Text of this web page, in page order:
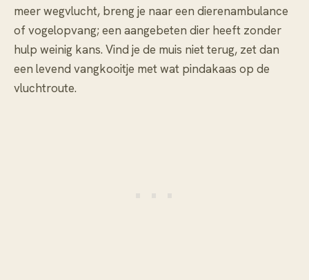
meer wegvlucht, breng je naar een dierenambulance
of vogelopvang; een aangebeten dier heeft zonder
hulp weinig kans. Vind je de muis niet terug, zet dan
een levend vangkooitje met wat pindakaas op de
vluchtroute.